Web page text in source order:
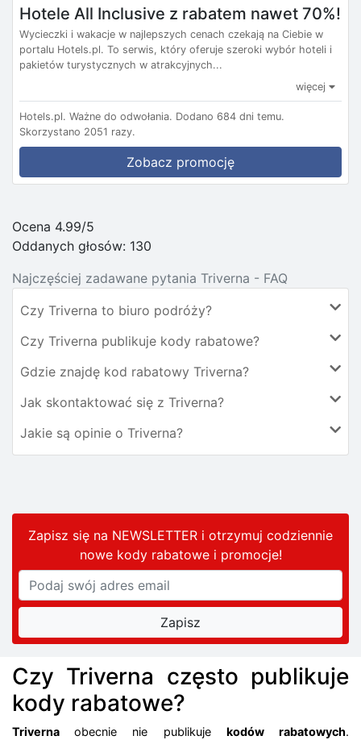
Hotele All Inclusive z rabatem nawet 70%!
Wycieczki i wakacje w najlepszych cenach czekają na Ciebie w
portalu Hotels.pl. To serwis, który oferuje szeroki wybór hoteli i
pakietów turystycznych w atrakcyjnych...
więcej
Hotels.pl. Ważne do odwołania. Dodano 684 dni temu.
Skorzystano 2051 razy.
Zobacz promocję
Ocena 4.99/5
Oddanych głosów: 130
Najczęściej zadawane pytania Triverna - FAQ
Czy Triverna to biuro podróży?
Czy Triverna publikuje kody rabatowe?
Gdzie znajdę kod rabatowy Triverna?
Jak skontaktować się z Triverna?
Jakie są opinie o Triverna?
Zapisz się na NEWSLETTER i otrzymuj codziennie
nowe kody rabatowei promocje!
Czy Triverna często publikuje
kody rabatowe?
Trivernaobecnie nie publikuje kodów rabatowych.